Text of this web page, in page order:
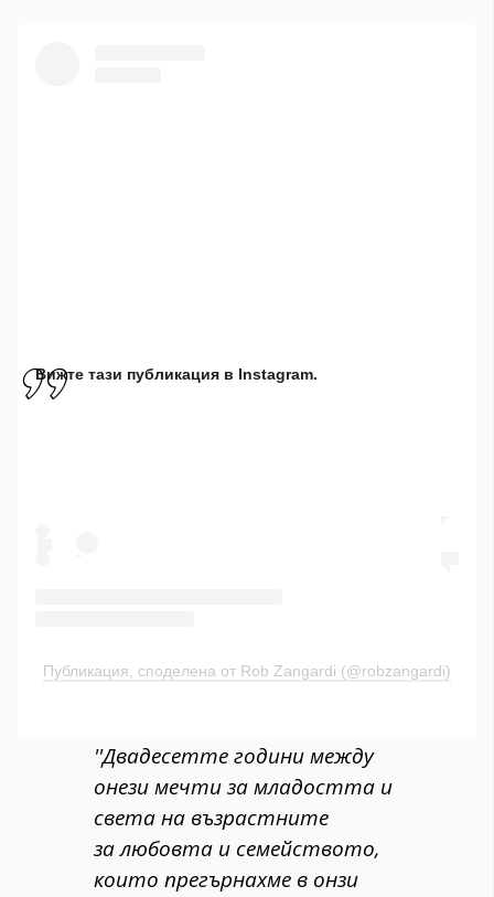
Вижте тази публикация в Instagram.
Публикация, споделена от Rob Zangardi (@robzangardi)
''Двадесетте години между
онези мечти за младостта и
света на възрастните
за любовта и семейството,
които прегърнахме в онзи